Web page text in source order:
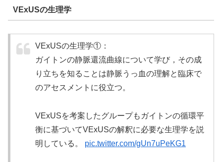
VExUSの生理学
VExUSの生理学①：
ガイトンの静脈還流曲線について学び，その成
り立ちを知ることは静脈うっ血の理解と臨床で
のアセスメントに役立つ。
VExUSを考案したグループもガイトンの循環平
衡に基づいてVExUSの解釈に必要な生理学を説
明している。 pic.twitter.com/gUn7uPeKG1